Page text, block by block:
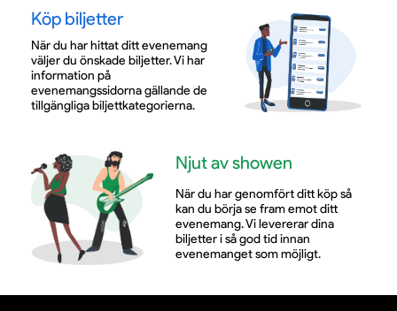
Köp biljetter
När du har hittat ditt evenemang
väljer du önskade biljetter. Vi har
information på
evenemangssidorna gällande de
tillgängliga biljettkategorierna.
Njut av showen
När du har genomfört ditt köp så
kan du börja se fram emot ditt
evenemang. Vi levererar dina
biljetter i så god tid innan
evenemanget som möjligt.